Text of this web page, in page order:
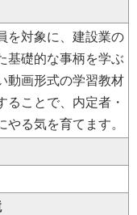
を対象に、建設業の
基礎的な事柄を学ぶ
動画形式の学習教材
ることで、内定者・
る気を育てます。